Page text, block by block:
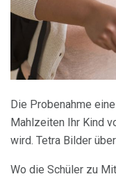
Die Probenahme
Mahlzeiten Ihr Kind
wird. Tetra Bilder
Wo die Schüler zu